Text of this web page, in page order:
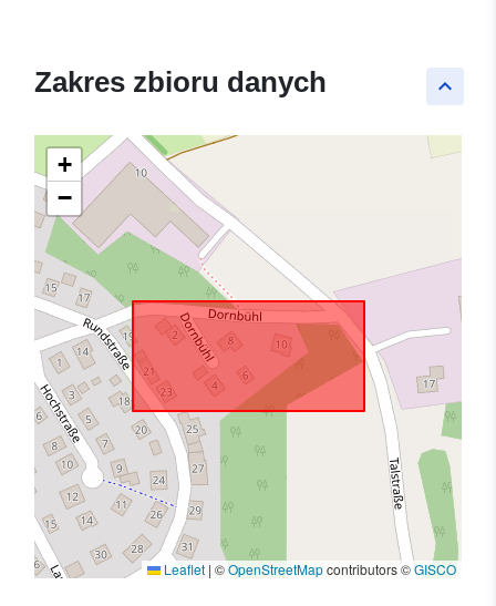
keyboard_arrow_up
Zakres zbioru danych
+
−
Leaflet | ©OpenStreetMapcontributors ©GISCO